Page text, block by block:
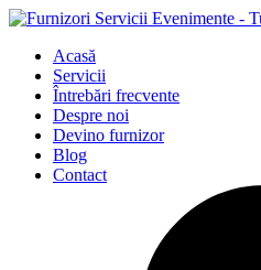
Acasă
Servicii
Întrebări frecvente
Despre noi
Devino furnizor
Blog
Contact